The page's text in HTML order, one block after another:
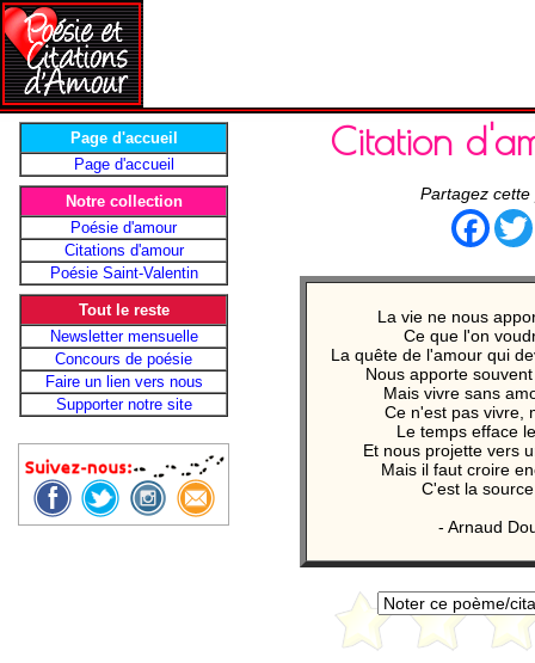
Page d'accueil
Page d'accueil
Notre collection
Poésie d'amour
Citations d'amour
Poésie Saint-Valentin
Tout le reste
Newsletter mensuelle
Concours de poésie
Faire un lien vers nous
Supporter notre site
Citation
Partagez
La vie ne nous
Ce que l'on
La quête de l'amour qui
Nous apporte
Mais vivre sans
Ce n'est pas vivre,
Le temps efface
Et nous projette vers
Mais il faut croire
C'est la
- Arnaud